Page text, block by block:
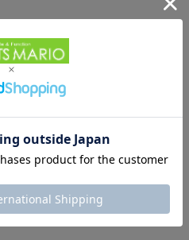
も見ています
メンズ・テル
ョガーズ
MS
税込）
パタゴニア スリーブレ
ス・キャプリーン・クー
ル・デイリー・シャツ
5,610円（税込）